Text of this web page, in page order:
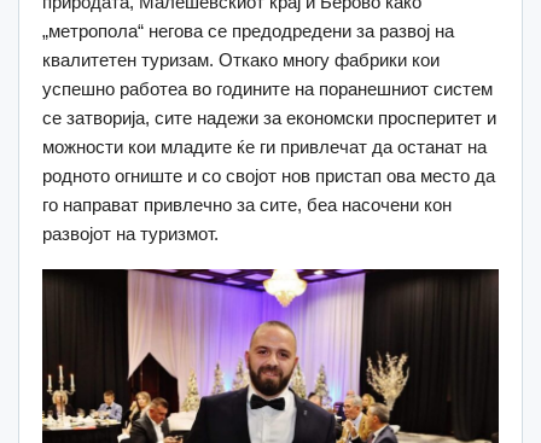
„метропола“ негова се предодредени за развој на
квалитетен туризам. Откако многу фабрики кои
успешно работеа во годините на поранешниот систем
се затворија, сите надежи за економски просперитет и
можности кои младите ќе ги привлечат да останат на
родното огниште и со својот нов пристап ова место да
го направат привлечно за сите, беа насочени кон
развојот на туризмот.